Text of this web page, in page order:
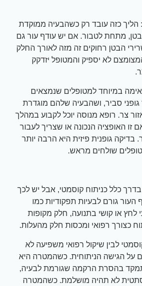
הליך כזה עובד רק כשהבעיה ממוקדת
מתחת לטבור. אם יש עודף עור גם
הבטן רחוקים זה מזה לאורך החלק
לא יספיק והמטופל יזדקק
במיוחד למטופלים שנמצאים
גופני סביר, ושהבעיה שלהם מוגדרת
צר. רופא מנוסה יוכל לקבוע במהלך
זו האופציה הנכונה או שצריך לעבור
בדיקה גופנית פיזית היא הרבה יותר
שולחים מראש.
כלל כניתוח קוסמטי, אבל יש לכך
גורם לבעיות תפקודיות כמו
לחץ או קושי בתנועה, חלק מקופות
כצורך רפואי ומכסות חלק מהעלות.
לבין שיקול רפואי משפיעה לא
על הגישה הניתוחית. כשהמטרה היא
בהסרת הרקמה שגורמת לבעיה,
לא תהיה מושלמת. כשהמטרה